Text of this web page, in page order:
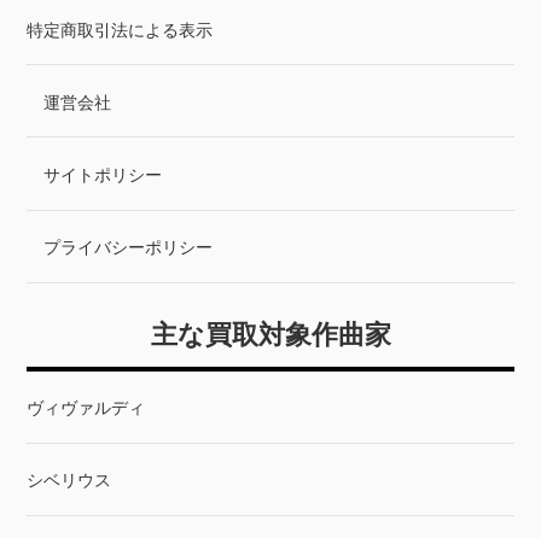
特定商取引法による表示
運営会社
サイトポリシー
プライバシーポリシー
主な買取対象作曲家
ヴィヴァルディ
シベリウス